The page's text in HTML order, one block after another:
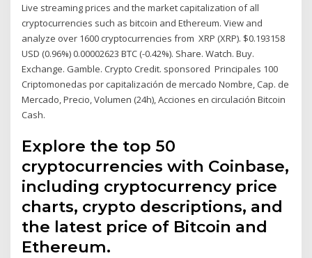
Live streaming prices and the market capitalization of all
cryptocurrencies such as bitcoin and Ethereum. View and
analyze over 1600 cryptocurrencies from XRP (XRP). $0.193158
USD (0.96%) 0.00002623 BTC (-0.42%). Share. Watch. Buy.
Exchange. Gamble. Crypto Credit. sponsored Principales 100
Criptomonedas por capitalización de mercado Nombre, Cap. de
Mercado, Precio, Volumen (24h), Acciones en circulación Bitcoin
Cash.
Explore the top 50
cryptocurrencies with Coinbase,
including cryptocurrency price
charts, crypto descriptions, and
the latest price of Bitcoin and
Ethereum.